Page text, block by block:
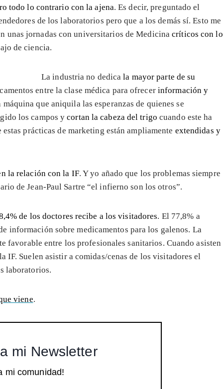
todo lo contrario con la ajena. Es decir, preguntado el
de los laboratorios pero que a los demás sí. Esto me
unas jornadas con universitarios de Medicinacríticos con lo
de ciencia.
La industria no dedicala mayor parte de su
entre la clase médica para ofrecer información y
que aniquila las esperanzas de quienes se
los campos ycortan la cabeza del trigocuando este ha
prácticas de marketing están ampliamente extendidas y
la relación con la IF. Y yo añado que los problemas siempre
de Jean-Paul Sartre “el infierno son los otros”.
de los doctores recibe a los visitadores. El 77,8% a
información sobre medicamentos para los galenos. La
entre los profesionales sanitarios. Cuando asisten
IF. Suelen asistir a comidas/cenas de los visitadores el
laboratorios.
viene.
mi Newsletter
mi comunidad!